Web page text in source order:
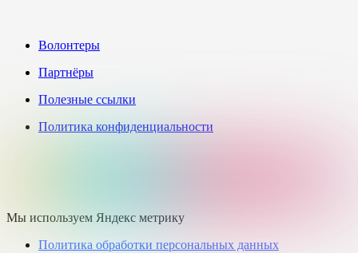
Волонтеры
Партнёры
Полезные ссылки
Политика конфиденциальности
Мы используем Яндекс метрику
Политика обработки персональных данных